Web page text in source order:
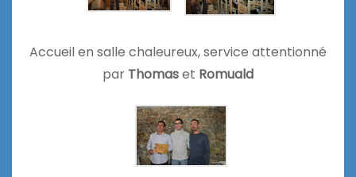
Accueil en salle chaleureux, service attentionné
par Thomaset Romuald